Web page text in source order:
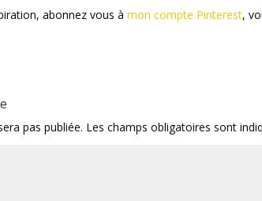
abonnez vous àmon compte Pinterest,
pas publiée. Les champs obligatoires sont